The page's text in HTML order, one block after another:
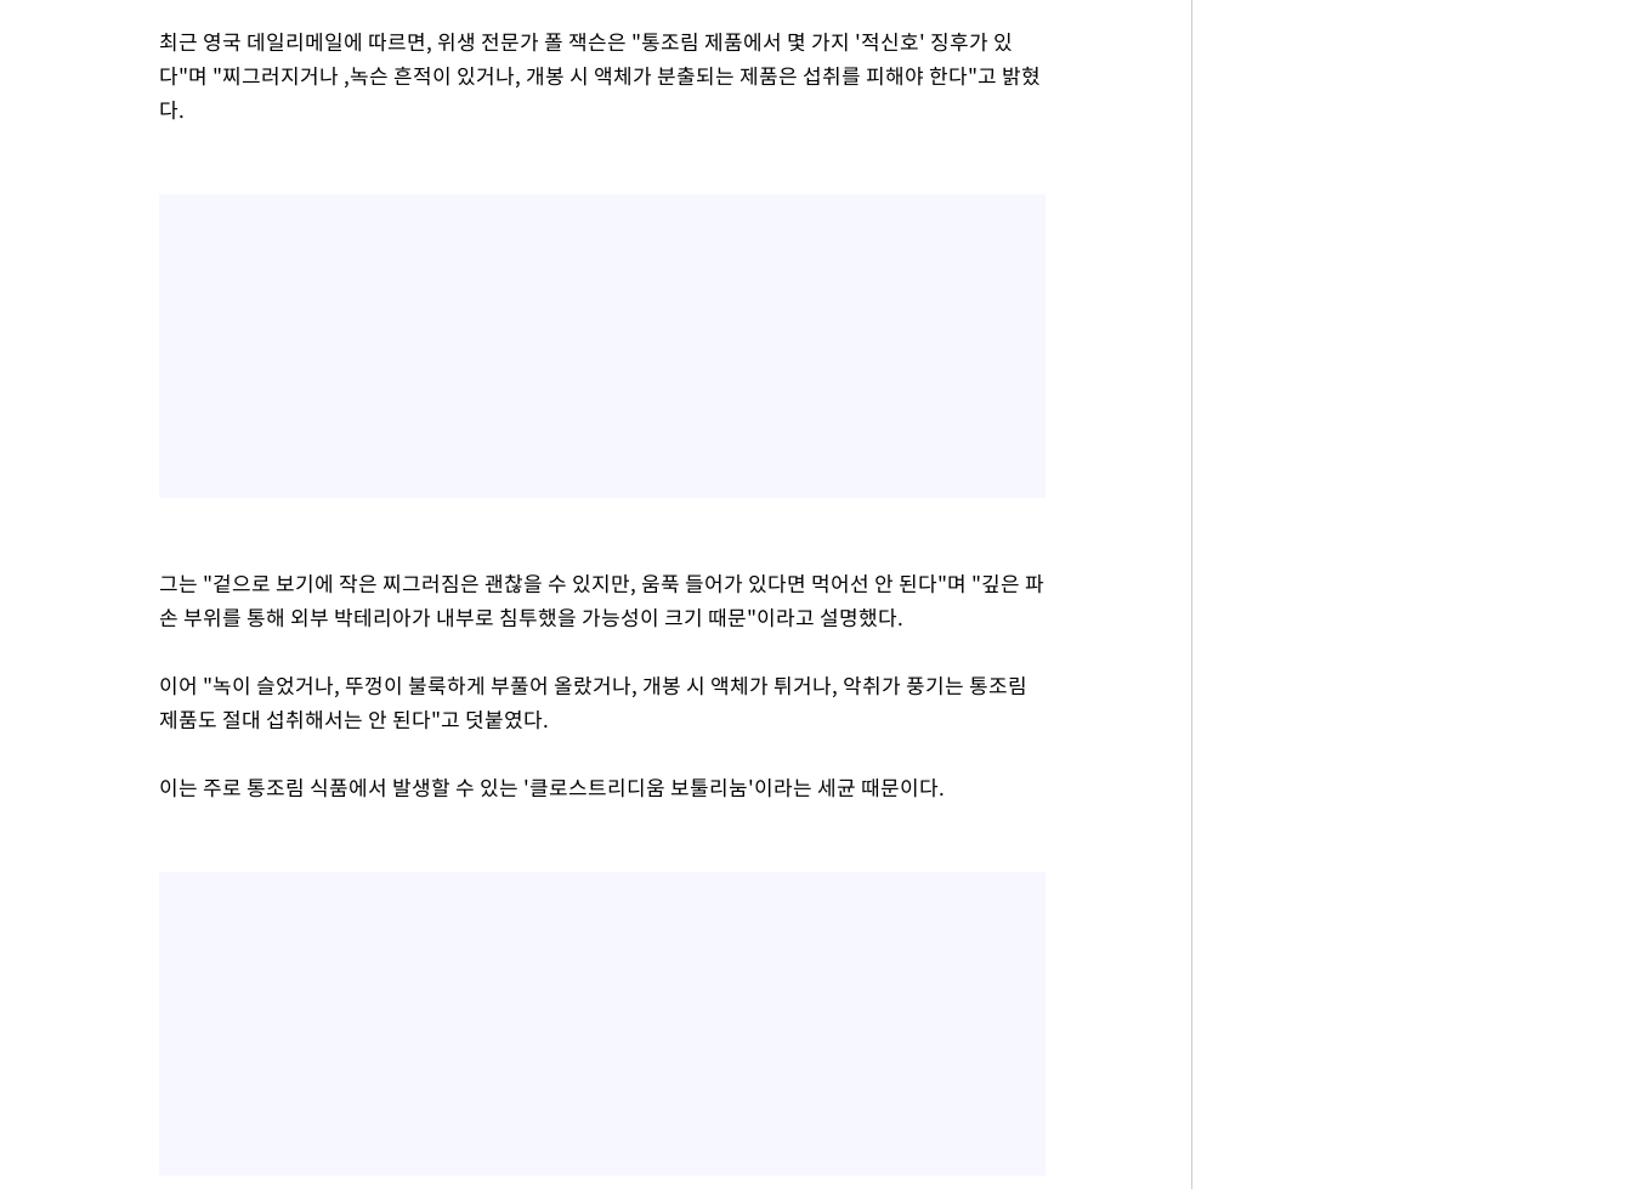
최근 영국 데일리메일에 따르면, 위생 전문가 폴 잭슨은 "통조림 제품에서 몇 가지 '적신호' 징후가 있
다"며 "찌그러지거나 ,녹슨 흔적이 있거나, 개봉 시 액체가 분출되는 제품은 섭취를 피해야 한다"고 밝혔
다.
그는 "겉으로 보기에 작은 찌그러짐은 괜찮을 수 있지만, 움푹 들어가 있다면 먹어선 안 된다"며 "깊은 파
손 부위를 통해 외부 박테리아가 내부로 침투했을 가능성이 크기 때문"이라고 설명했다.
이어 "녹이 슬었거나, 뚜껑이 불룩하게 부풀어 올랐거나, 개봉 시 액체가 튀거나, 악취가 풍기는 통조림
제품도 절대 섭취해서는 안 된다"고 덧붙였다.
이는 주로 통조림 식품에서 발생할 수 있는 '클로스트리디움 보툴리눔'이라는 세균 때문이다.